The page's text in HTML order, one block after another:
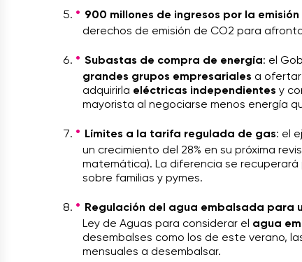
900 millones de ingresos por la emisión
derechos de emisión de CO2 para
Subastas de compra de energía: el
grandes grupos empresariales a
adquirirla eléctricas independientes y
mayorista al negociarse menos energía
Límites a la tarifa regulada de gas: el
un crecimiento del 28% en su próxima
matemática). La diferencia se
sobre familias y pymes.
Regulación del agua embalsada para
Ley de Aguas para considerar el agua
desembalses como los de este verano,
mensuales a desembalsar.